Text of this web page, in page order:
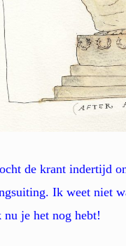
de krant indertijd
Ik weet niet
nu je het nog hebt!